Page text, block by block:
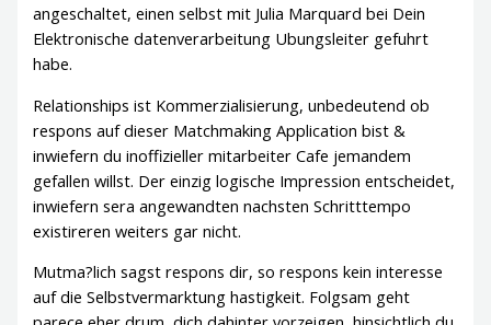
angeschaltet, einen selbst mit Julia Marquard bei Dein
Elektronische datenverarbeitung Ubungsleiter gefuhrt
habe.
Relationships ist Kommerzialisierung, unbedeutend ob
respons auf dieser Matchmaking Application bist &
inwiefern du inoffizieller mitarbeiter Cafe jemandem
gefallen willst. Der einzig logische Impression entscheidet,
inwiefern sera angewandten nachsten Schritttempo
existireren weiters gar nicht.
Mutma?lich sagst respons dir, so respons kein interesse
auf die Selbstvermarktung hastigkeit. Folgsam geht